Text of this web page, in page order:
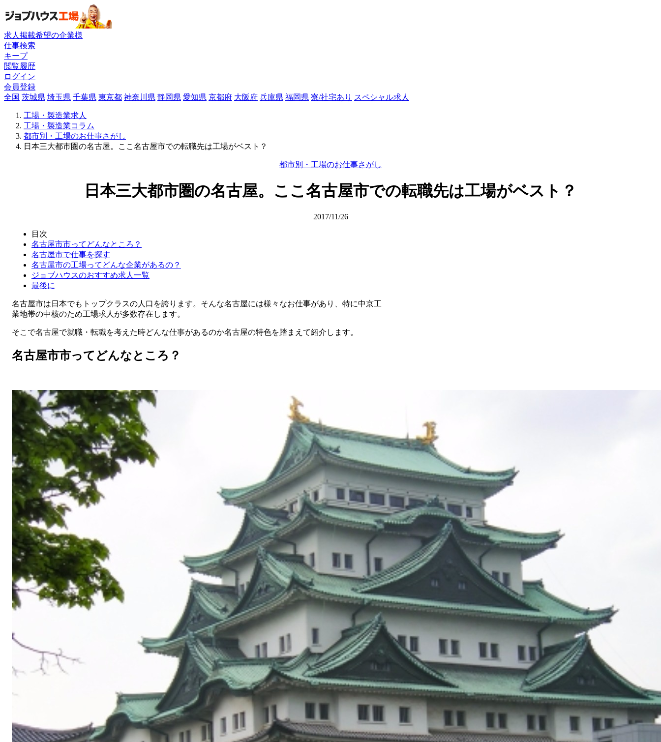
求人掲載希望の企業様
仕事検索
キープ
閲覧履歴
ログイン
会員登録
全国 茨城県 埼玉県 千葉県 東京都 神奈川県 静岡県 愛知県 京都府 大阪府 兵庫県 福岡県 寮/社宅あり スペシャル求人
工場・製造業求人
工場・製造業コラム
都市別・工場のお仕事さがし
日本三大都市圏の名古屋。ここ名古屋市での転職先は工場がベスト？
都市別・工場のお仕事さがし
日本三大都市圏の名古屋。ここ名古屋市での転職先は工場がベスト？
2017/11/26
目次
名古屋市市ってどんなところ？
名古屋市で仕事を探す
名古屋市の工場ってどんな企業があるの？
ジョブハウスのおすすめ求人一覧
最後に
名古屋市は日本でもトップクラスの人口を誇ります。そんな名古屋には様々なお仕事があり、特に中京工
業地帯の中核のため工場求人が多数存在します。
そこで名古屋で就職・転職を考えた時どんな仕事があるのか名古屋の特色を踏まえて紹介します。
名古屋市市ってどんなところ？